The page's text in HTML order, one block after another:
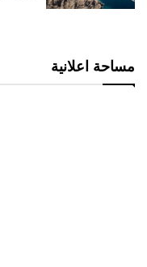
مساحة اعلانية